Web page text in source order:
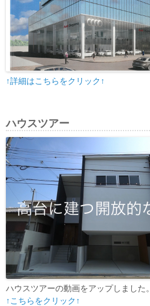
↑詳細はこちらをクリック↑
ハウスツアー
ハウスツアーの動画をアップしました。
↑こちらをクリック↑